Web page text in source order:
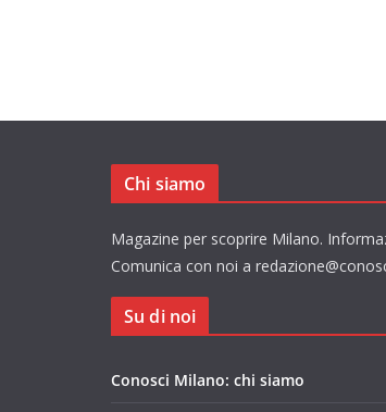
Chi siamo
Magazine per scoprire Milano.
Comunica con noi a
Su di noi
Conosci Milano: chi siamo